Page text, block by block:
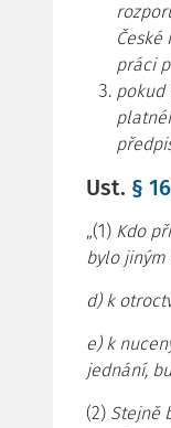
práci
pokud
Ust. §
„(1) Kdo
bylo jiným
d) k
e) k
jednání,
(2) Stejně